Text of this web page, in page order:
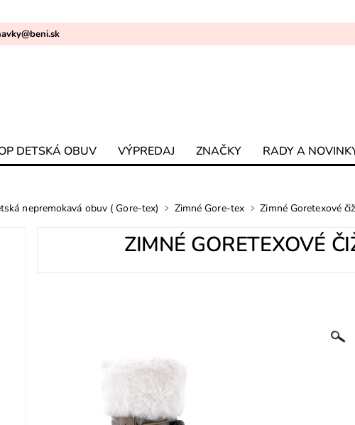
@beni.sk
DETSKÁ OBUV VÝPREDAJ ZNAČKY RADY A
nepremokavá obuv ( Gore-tex) Zimné Gore-tex Zimné Goretexové
ZIMNÉ GORETEXOVÉ